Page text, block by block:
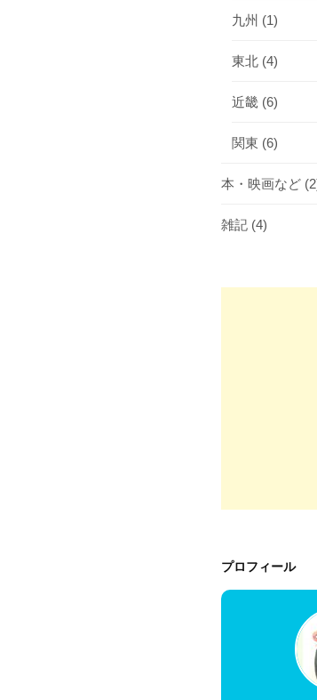
九州 (1)
東北 (4)
近畿 (6)
関東 (6)
本・映画など
雑記 (4)
プロフィール